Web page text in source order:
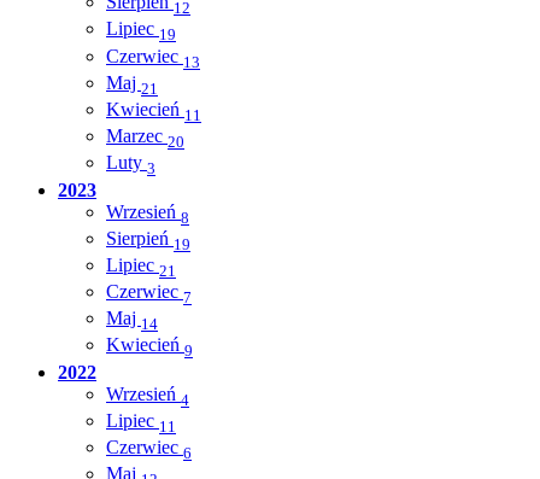
12
Lipiec 19
Czerwiec 13
Maj 21
Kwiecień 11
Marzec 20
Luty 3
2023
Wrzesień 8
Sierpień 19
Lipiec 21
Czerwiec 7
Maj 14
Kwiecień 9
2022
Wrzesień 4
Lipiec 11
Czerwiec 6
Maj